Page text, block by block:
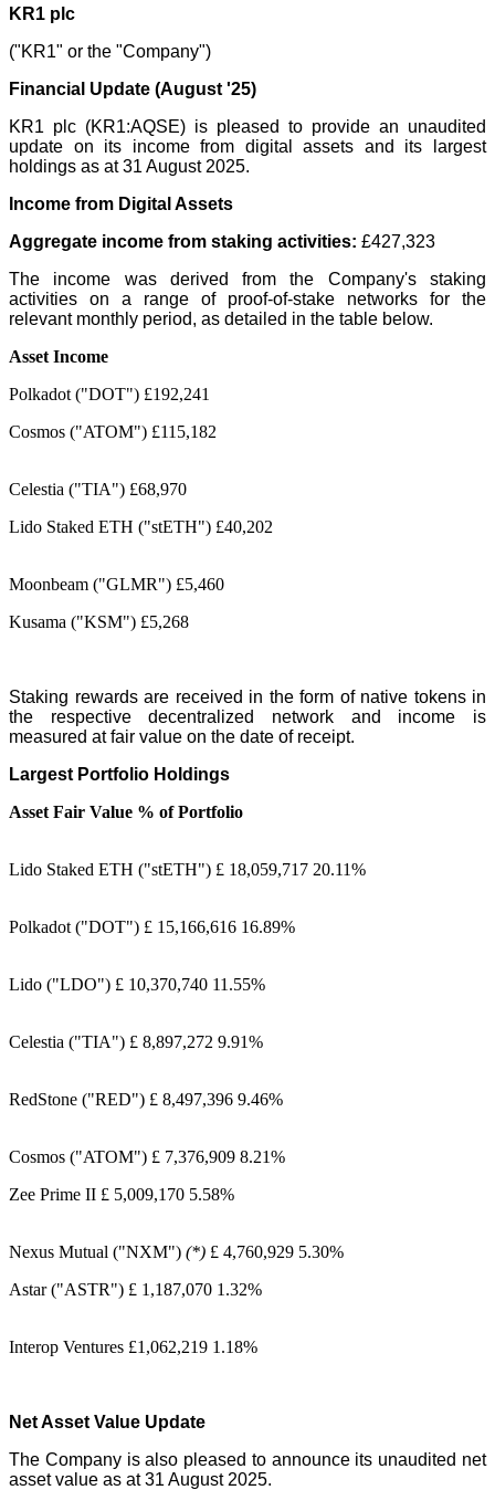
KR1 plc
("KR1" or the "Company")
Financial Update (August '25)
KR1 plc (KR1:AQSE) is pleased to provide an unaudited
update on its income from digital assets and its largest
holdings as at 31 August 2025.
Income from Digital Assets
Aggregate income from staking activities: £427,323
The income was derived from the Company's staking
activities on a range of proof-of-stake networks for the
relevant monthly period, as detailed in the table below.
Asset Income
Polkadot ("DOT") £192,241
Cosmos ("ATOM") £115,182
Celestia ("TIA") £68,970
Lido Staked ETH ("stETH") £40,202
Moonbeam ("GLMR") £5,460
Kusama ("KSM") £5,268
Staking rewards are received in the form of native tokens in
the respective decentralized network and income is
measured at fair value on the date of receipt.
Largest Portfolio Holdings
Asset Fair Value % of Portfolio
Lido Staked ETH ("stETH") £ 18,059,717 20.11%
Polkadot ("DOT") £ 15,166,616 16.89%
Lido ("LDO") £ 10,370,740 11.55%
Celestia ("TIA") £ 8,897,272 9.91%
RedStone ("RED") £ 8,497,396 9.46%
Cosmos ("ATOM") £ 7,376,909 8.21%
Zee Prime II £ 5,009,170 5.58%
Nexus Mutual ("NXM") (*) £ 4,760,929 5.30%
Astar ("ASTR") £ 1,187,070 1.32%
Interop Ventures £1,062,219 1.18%
Net Asset Value Update
The Company is also pleased to announce its unaudited net
asset value as at 31 August 2025.